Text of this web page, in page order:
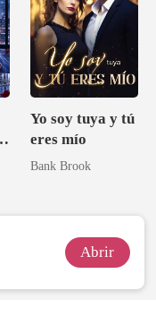
Yo soy tuya y tú
eres mío
Bank Brook
Abrir